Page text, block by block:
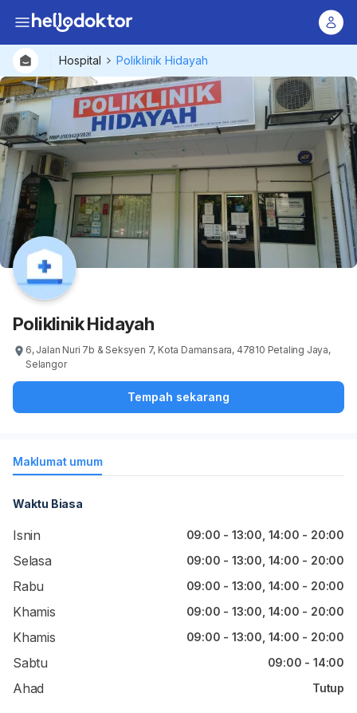
Hospital Poliklinik Hidayah
Poliklinik Hidayah
6, Jalan Nuri 7b & Seksyen 7, Kota Damansara, 47810 Petaling Jaya,
Selangor
Tempah sekarang
Maklumat umum
Waktu Biasa
Isnin 09:00 - 13:00, 14:00 - 20:00
Selasa 09:00 - 13:00, 14:00 - 20:00
Rabu 09:00 - 13:00, 14:00 - 20:00
Khamis 09:00 - 13:00, 14:00 - 20:00
Khamis 09:00 - 13:00, 14:00 - 20:00
Sabtu 09:00 - 14:00
Ahad Tutup